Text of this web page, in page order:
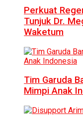
Perkuat
Tunjuk Dr.
Waketum
Tim Garuda
Mimpi Anak